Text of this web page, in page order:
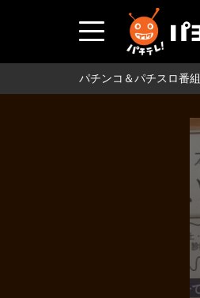
パチンコ＆パチスロ番組